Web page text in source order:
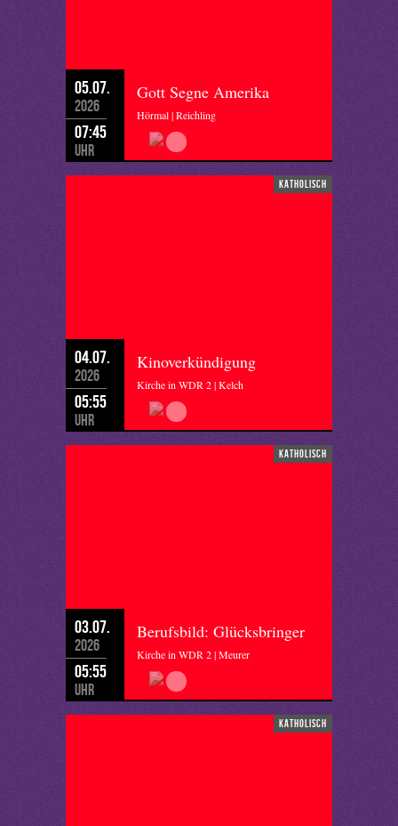
05.07.
2026
07:45
Uhr
Gott Segne Amerika
Hörmal | Reichling
katholisch
04.07.
2026
05:55
Uhr
Kinoverkündigung
Kirche in WDR 2 | Kelch
katholisch
03.07.
2026
05:55
Uhr
Berufsbild: Glücksbringer
Kirche in WDR 2 | Meurer
katholisch